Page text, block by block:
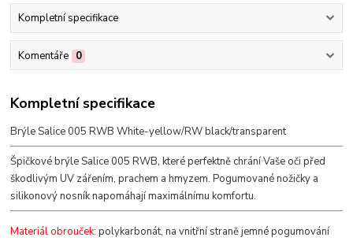
Kompletní specifikace
Komentáře 0
Kompletní specifikace
Brýle Salice 005 RWB White-yellow/RW black/transparent
Špičkové brýle Salice 005 RWB, které perfektně chrání Vaše oči před
škodlivým UV zářením, prachem a hmyzem. Pogumované nožičky a
silikonový nosník napomáhají maximálnímu komfortu.
Materiál obrouček: polykarbonát, na vnitřní straně jemné pogumování